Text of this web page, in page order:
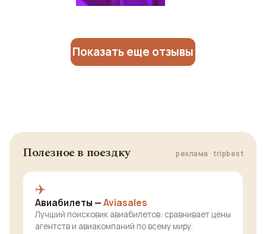
Показать еще отзывы
Полезное в поездку реклама · tripbest
✈️
Авиабилеты —Aviasales
Лучший поисковик авиабилетов: сравнивает цены
агентств и авиакомпаний по всему миру.